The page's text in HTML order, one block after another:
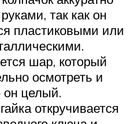
так как он
пластиковыми или
шар, который
осмотреть и
он целый.
откручивается